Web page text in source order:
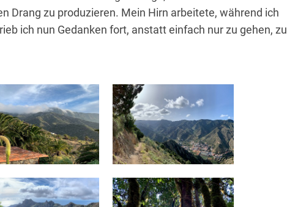
Drang zu produzieren. Mein Hirn arbeitete, während ich
ich nun Gedanken fort, anstatt einfach nur zu gehen, zu